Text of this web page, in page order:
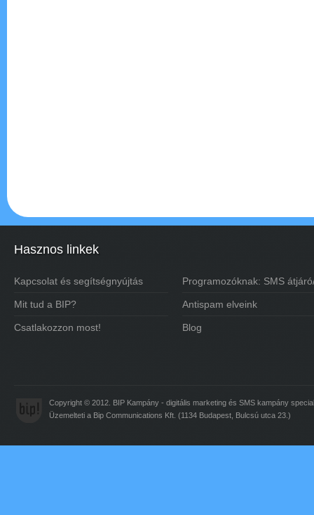
Hasznos linkek
Kapcsolat és segítségnyújtás
Mit tud a BIP?
Csatlakozzon most!
Programozóknak: SMS
Antispam elveink
Blog
Copyright © 2012. BIP Kampány - digitális marketing és SMS kampány
Üzemelteti a Bip Communications Kft. (1134 Budapest, Bulcsú utca 23.)